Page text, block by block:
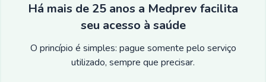
Há mais de 25 anos a Medprev facilita
seu acesso à saúde
O princípio é simples: pague somente pelo serviço
utilizado, sempre que precisar.